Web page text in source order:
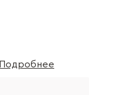
Подробнее